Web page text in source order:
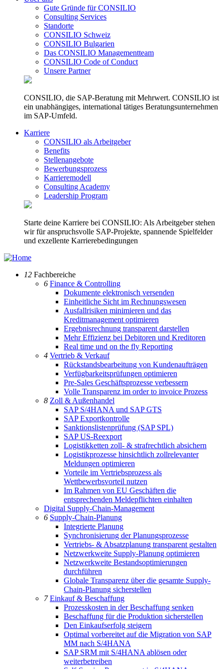
Gute Gründe für CONSILIO
Consulting Services
Standorte
CONSILIO Schweiz
CONSILIO Bulgarien
Das CONSILIO Managementteam
CONSILIO Code of Conduct
Unsere Partner
CONSILIO, die SAP-Beratung mit Mehrwert. CONSILIO ist
ein unabhängiges, international tätiges Beratungsunternehmen
im SAP-Umfeld.
Karriere
CONSILIO als Arbeitgeber
Benefits
Stellenangebote
Bewerbungsprozess
Karrieremodell
Consulting Academy
Leadership Program
Starte deine Karriere bei CONSILIO: Als Arbeitgeber stehen
wir für anspruchsvolle SAP-Projekte, spannende Spielfelder
und exzellente Karrierebedingungen
12 Fachbereiche
6 Finance & Controlling
Dokumente elektronisch versenden
Einheitliche Sicht im Rechnungswesen
Ausfallrisiken minimieren und das
Kreditmanagement optimieren
Ergebnisrechnung transparent darstellen
Mehr Effizienz bei Debitoren und Kreditoren
Real time und on the fly Reporting
4 Vertrieb & Verkauf
Rückstandsbearbeitung von Kundenaufträgen
Verfügbarkeitsprüfungen optimieren
Pre-Sales Geschäftsprozesse verbessern
Volle Transparenz im order to invoice Prozess
8 Zoll & Außenhandel
SAP S/4HANA und SAP GTS
SAP Exportkontrolle
Sanktionslistenprüfung (SAP SPL)
SAP US-Reexport
Logistikketten zoll- & strafrechtlich absichern
Logistikprozesse hinsichtlich zollrelevanter
Meldungen optimieren
Vorteile im Vertriebsprozess als
Wettbewerbsvorteil nutzen
Im Rahmen von EU Geschäften die
entsprechenden Meldepflichten einhalten
Digital Supply-Chain-Management
6 Supply-Chain-Planung
Integrierte Planung
Synchronisierung der Planungsprozesse
Vertriebs- & Absatzplanung transparent gestalten
Netzwerkweite Supply-Planung optimieren
Netzwerkweite Bestandsoptimierungen
durchführen
Globale Transparenz über die gesamte Supply-
Chain-Planung sicherstellen
7Einkauf & Beschaffung
Prozesskosten in der Beschaffung senken
Beschaffung für die Produktion sicherstellen
Den Einkaufserfolg steigern
Optimal vorbereitet auf die Migration von SAP
MM nach S/4HANA
SAP SRM mit S/4HANA ablösen oder
weiterbetreiben